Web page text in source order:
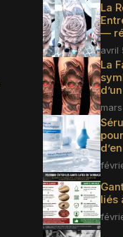
La
—
avril
La
liés